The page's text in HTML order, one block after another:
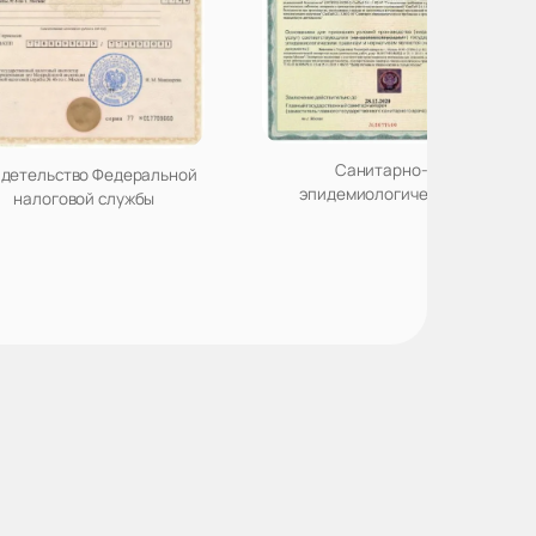
Федеральной
налоговой службы
Санитарно-
эпидемиологическое